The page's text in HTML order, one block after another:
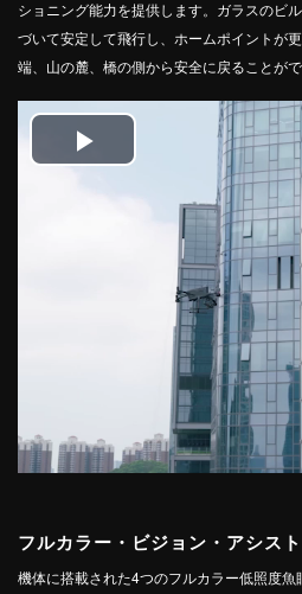
ショニング能力を提供します。ガラスのビ
づいて安定して飛行し、ホームポイントが
端、山の麓、橋の側から安全に戻ることがで
Play
フルカラー・ビジョン・アシスト
機体に搭載された4つのフルカラー低照度